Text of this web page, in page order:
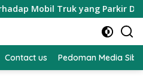
Mobil Truk yang Parkir
Contact us Pedoman Media